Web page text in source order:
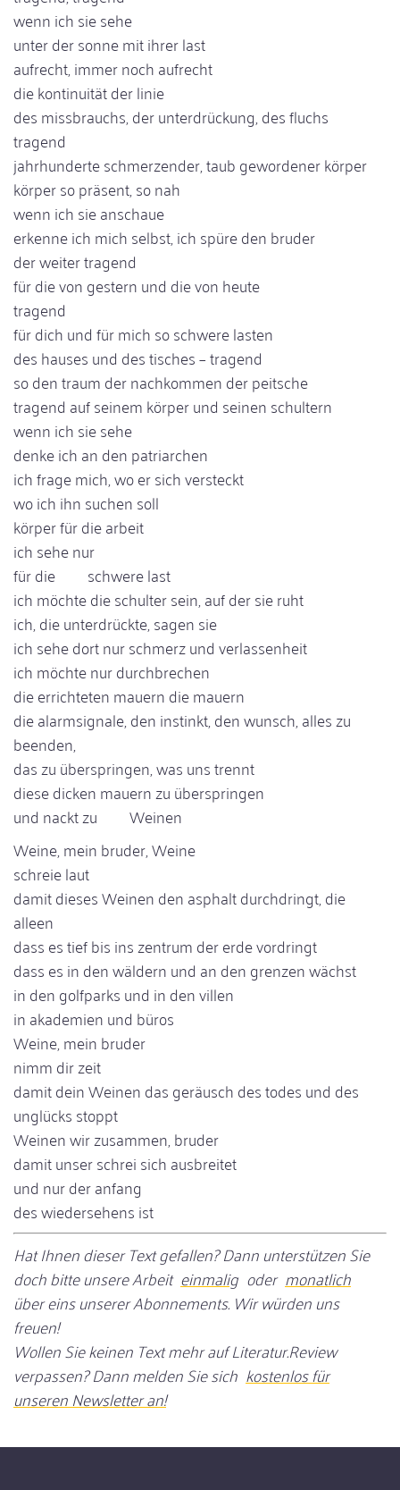
wenn ich sie sehe
unter der sonne mit ihrer last
aufrecht, immer noch aufrecht
die kontinuität der linie
des missbrauchs, der unterdrückung, des fluchs
tragend
jahrhunderte schmerzender, taub gewordener körper
körper so präsent, so nah
wenn ich sie anschaue
erkenne ich mich selbst, ich spüre den bruder
der weiter tragend
für die von gestern und die von heute
tragend
für dich und für mich so schwere lasten
des hauses und des tisches – tragend
so den traum der nachkommen der peitsche
tragend auf seinem körper und seinen schultern
wenn ich sie sehe
denke ich an den patriarchen
ich frage mich, wo er sich versteckt
wo ich ihn suchen soll
körper für die arbeit
ich sehe nur
für die schwere last
ich möchte die schulter sein, auf der sie ruht
ich, die unterdrückte, sagen sie
ich sehe dort nur schmerz und verlassenheit
ich möchte nur durchbrechen
die errichteten mauern die mauern
die alarmsignale, den instinkt, den wunsch, alles zu
beenden,
das zu überspringen, was uns trennt
diese dicken mauern zu überspringen
und nackt zu Weinen
Weine, mein bruder, Weine
schreie laut
damit dieses Weinen den asphalt durchdringt, die
alleen
dass es tief bis ins zentrum der erde vordringt
dass es in den wäldern und an den grenzen wächst
in den golfparks und in den villen
in akademien und büros
Weine, mein bruder
nimm dir zeit
damit dein Weinen das geräusch des todes und des
unglücks stoppt
Weinen wir zusammen, bruder
damit unser schrei sich ausbreitet
und nur der anfang
des wiedersehens ist
Hat Ihnen dieser Text gefallen? Dann unterstützen Sie
doch bitte unsere Arbeit einmalig oder monatlich
über eins unserer Abonnements. Wir würden uns
freuen!
Wollen Sie keinen Text mehr auf Literatur.Review
verpassen? Dann melden Sie sich kostenlos für
unseren Newsletter an!